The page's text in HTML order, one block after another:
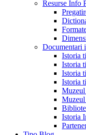
Resurse Info
Documentari
Istoria
Istoria
Istoria
Istoria
Muzeul
Istoria